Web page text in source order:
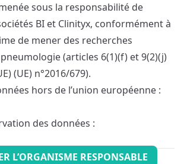
sous la responsabilité de
BI et Clinityx, conformément à
de mener des recherches
(articles 6(1)(f) et 9(2)(j)
(UE) n°2016/679).
hors de l’union européenne :
des données :
L’ORGANISME RESPONSABLE